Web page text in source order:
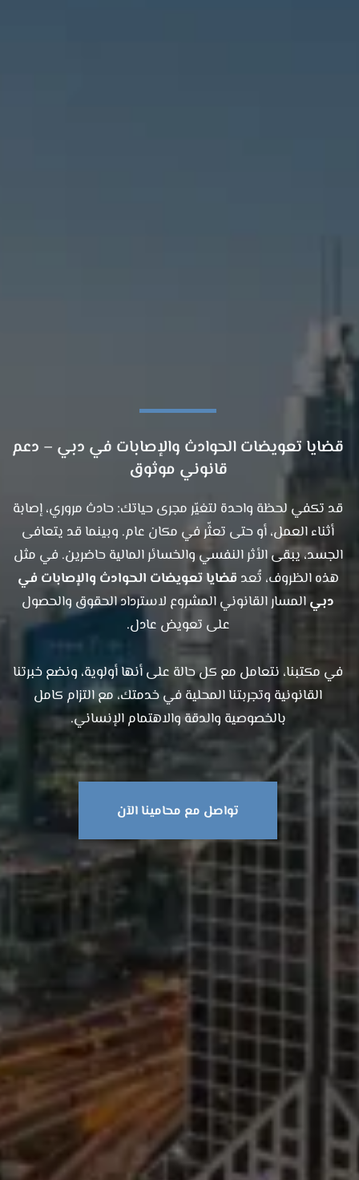
قضايا تعويضات الحوادث والإصابات في دبي – دعم
قانوني موثوق
قد تكفي لحظة واحدة لتغيّر مجرى حياتك: حادث مروري، إصابة
أثناء العمل، أو حتى تعثّر في مكان عام. وبينما قد يتعافى
الجسد، يبقى الأثر النفسي والخسائر المالية حاضرين. في مثل
هذه الظروف، تُعد قضايا تعويضات الحوادث والإصابات في
دبيالمسار القانوني المشروع لاسترداد الحقوق والحصول
على تعويض عادل.
في مكتبنا، نتعامل مع كل حالة على أنها أولوية، ونضع خبرتنا
القانونية وتجربتنا المحلية في خدمتك، مع التزام كامل
بالخصوصية والدقة والاهتمام الإنساني.
تواصل مع محامينا الآن